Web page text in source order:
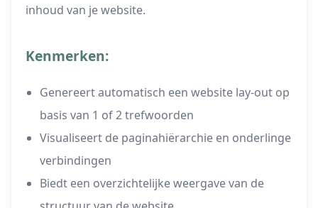
inhoud van je website.
Kenmerken:
Genereert automatisch een website lay-out op
basis van 1 of 2 trefwoorden
Visualiseert de paginahiërarchie en onderlinge
verbindingen
Biedt een overzichtelijke weergave van de